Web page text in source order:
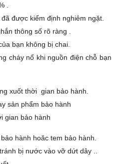
.
đã được kiểm định nghiêm ngặt.
thông số rõ ràng .
bạn không bị chai.
cháy nổ khi nguồn điện chỗ bạn
xuốt thời gian bảo hành.
sản phẩm bảo hành
gian bảo hành
hành hoăc tem bảo hành.
bị nước vào vỡ dứt dây ..